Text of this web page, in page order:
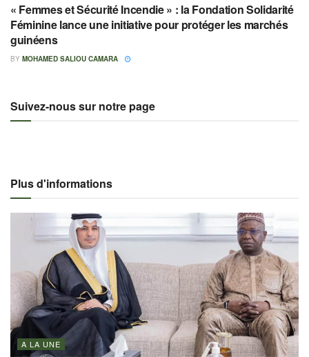
« Femmes et Sécurité Incendie » : la Fondation Solidarité
Féminine lance une initiative pour protéger les marchés
guinéens
BY MOHAMED SALIOU CAMARA
Suivez-nous sur notre page
Plus d'informations
A LA UNE